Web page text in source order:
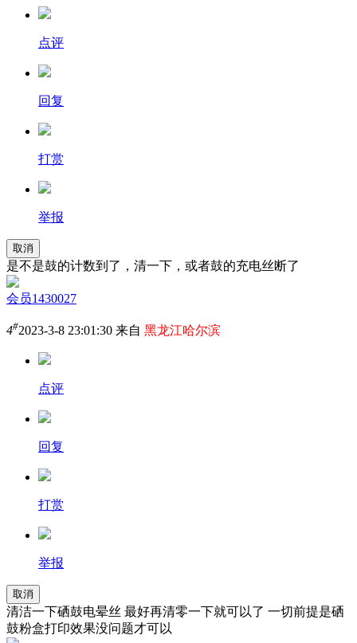
点评
回复
打赏
举报
取消
是不是鼓的计数到了，清一下，或者鼓的充电丝断了
会员1430027
4#2023-3-8 23:01:30 来自 黑龙江哈尔滨
点评
回复
打赏
举报
取消
清洁一下硒鼓电晕丝 最好再清零一下就可以了 一切前提是硒
鼓粉盒打印效果没问题才可以